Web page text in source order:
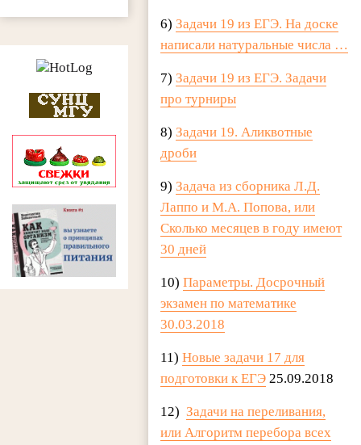
6)Задачи 19 из ЕГЭ. На доске
написали натуральные числа …
7)Задачи 19 из ЕГЭ. Задачи
про турниры
8)Задачи 19. Аликвотные
дроби
9)Задача из сборника Л.Д.
Лаппо и М.А. Попова, или
Сколько месяцев в году имеют
30 дней
10)Параметры. Досрочный
экзамен по математике
30.03.2018
11)Новые задачи 17 для
подготовки к ЕГЭ 25.09.2018
12)Задачи на переливания,
или Алгоритм перебора всех